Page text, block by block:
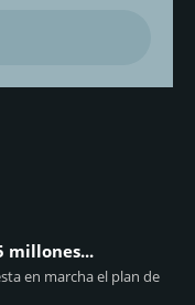
millones...
en marcha el plan de